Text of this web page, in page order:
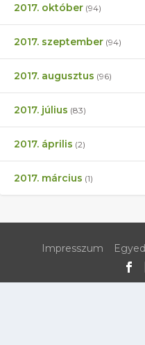
2017. október (94)
2017. szeptember (94)
2017. augusztus (96)
2017. július (83)
2017. április (2)
2017. március (1)
Impresszum